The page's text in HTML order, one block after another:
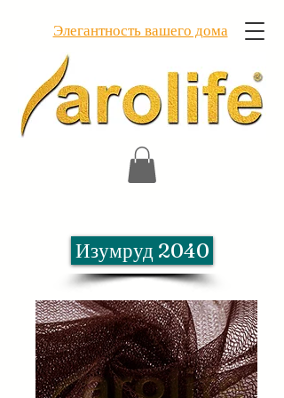
Элегантность вашего дома
Изумруд 2040